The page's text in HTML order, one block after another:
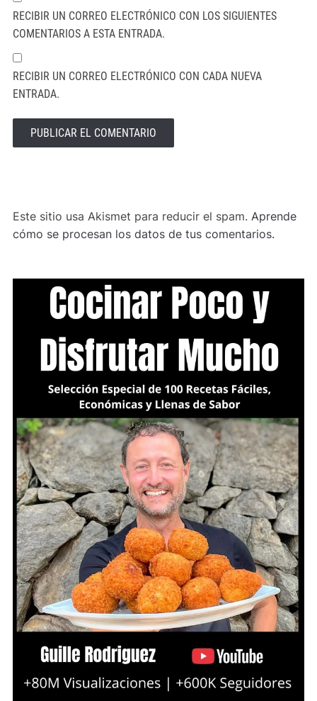
RECIBIR UN CORREO ELECTRÓNICO CON LOS SIGUIENTES
COMENTARIOS A ESTA ENTRADA.
RECIBIR UN CORREO ELECTRÓNICO CON CADA NUEVA
ENTRADA.
Este sitio usa Akismet para reducir el spam. Aprende
cómo se procesan los datos de tus comentarios.